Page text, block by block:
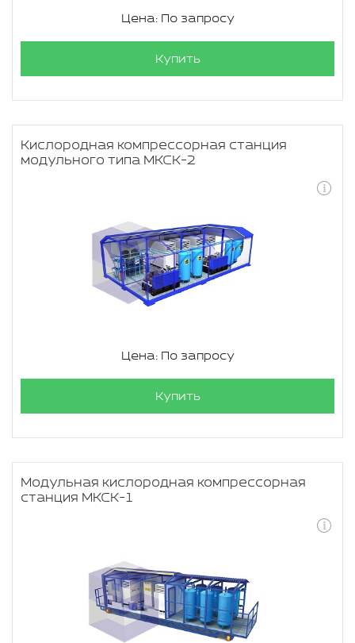
Цена: По запросу
Купить
Кислородная компрессорная станция
модульного типа МКСК-2
Цена: По запросу
Купить
Модульная кислородная компрессорная
станция МКСК-1